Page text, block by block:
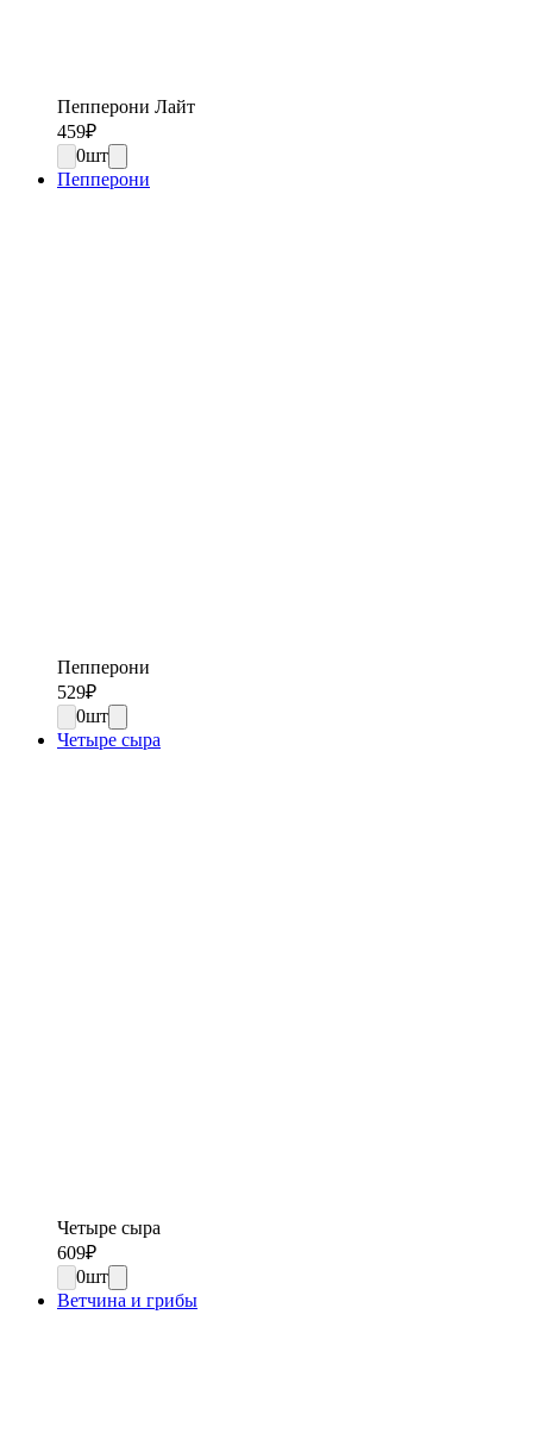
Пепперони Лайт
459₽
0шт
Пепперони
Пепперони
529₽
0шт
Четыре сыра
Четыре сыра
609₽
0шт
Ветчина и грибы